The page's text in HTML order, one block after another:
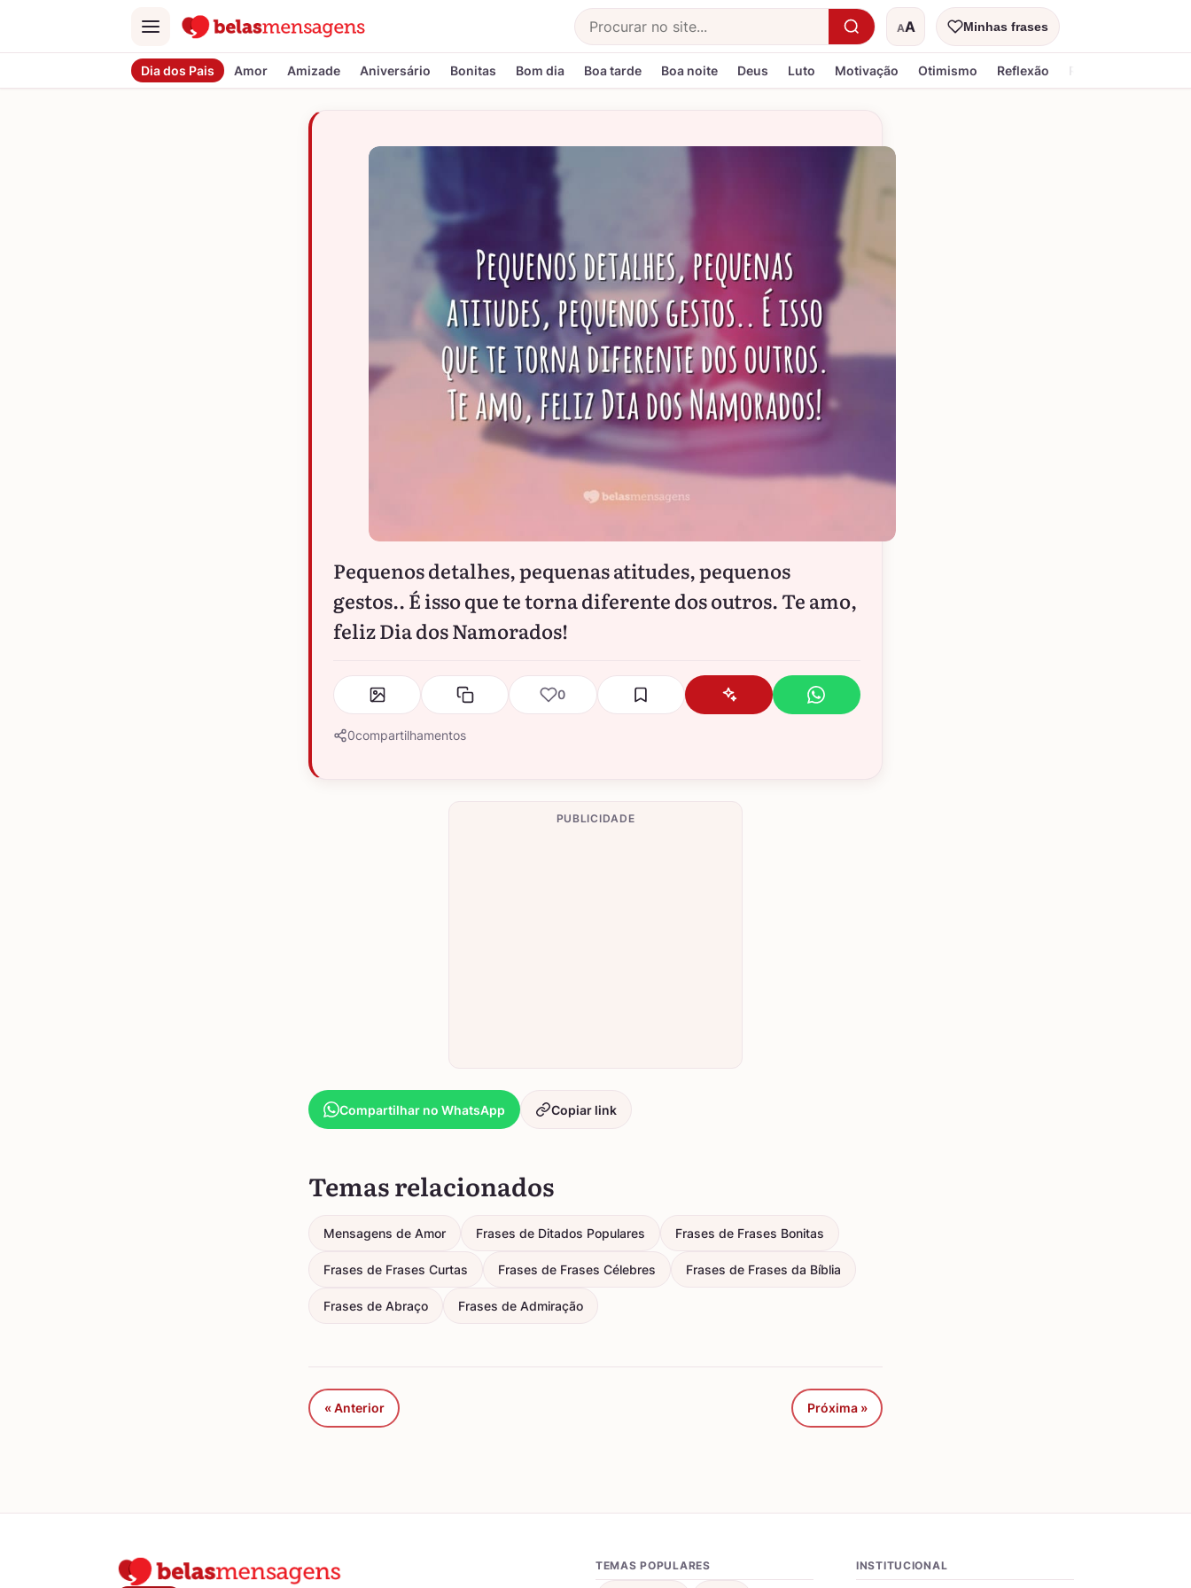
Menu
Buscar AA
Tamanho do textoMinhas frases
Dia dos Pais Amor Amizade Aniversário Bonitas Bom dia Boa tarde Boa noite Deus Luto Motivação Otimismo Reflexão Religiosa
Pequenos detalhes, pequenas atitudes, pequenos
gestos.. É isso que te torna diferente dos outros. Te amo,
feliz Dia dos Namorados!
0
0compartilhamentos
PUBLICIDADE
Compartilhar no WhatsApp Copiar link
Temas relacionados
Mensagens de Amor Frases de Ditados Populares Frases de Frases Bonitas
Frases de Frases Curtas Frases de Frases Célebres Frases de Frases da Bíblia
Frases de Abraço Frases de Admiração
« Anterior Próxima »
TEMAS POPULARES INSTITUCIONAL